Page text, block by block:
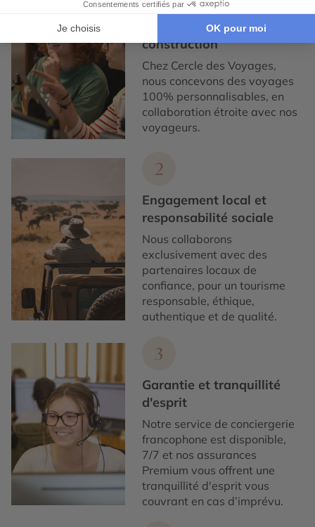
Expertise et co-
construction
Chez Cercle des Voyages,
nous concevons des voyages
100% personnalisables, en
collaboration étroite avec nos
voyageurs.
2
Engagement local et
responsabilité sociale
Nous collaborons
exclusivement avec des
partenaires locaux de
confiance, pour un tourisme
responsable, éthique,
authentique et de qualité.
3
Garantie et tranquillité
d'esprit
Notre service de conciergerie
francophone est disponible,
7/7 et nos assurances
Premium vous offrent une
tranquillité d'esprit vous
couvrant en cas d’imprévu.